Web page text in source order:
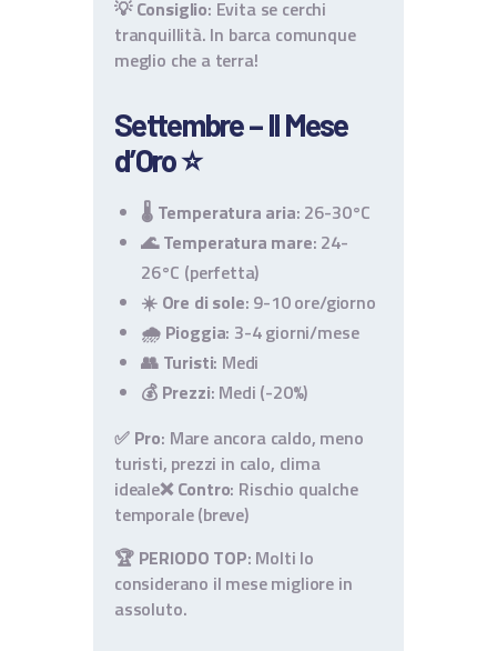
💡Consiglio: Evita se cerchi
tranquillità. In barca comunque
meglio che a terra!
Settembre – Il Mese
d’Oro ⭐
🌡️ Temperatura aria: 26-30°C
🌊Temperatura mare: 24-
26°C (perfetta)
☀️ Ore di sole: 9-10 ore/giorno
🌧️ Pioggia: 3-4 giorni/mese
👥 Turisti: Medi
💰 Prezzi: Medi (-20%)
✅ Pro: Mare ancora caldo, meno
turisti, prezzi in calo, clima
ideale❌ Contro: Rischio qualche
temporale (breve)
🏆 PERIODO TOP: Molti lo
considerano il mese migliore in
assoluto.